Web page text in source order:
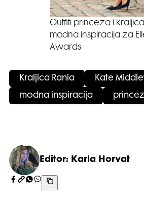
Outfiti princeza i
modna inspiracija za
Awards
Kraljica Rania Kate
modna inspiracija
Editor: Karla Horvat